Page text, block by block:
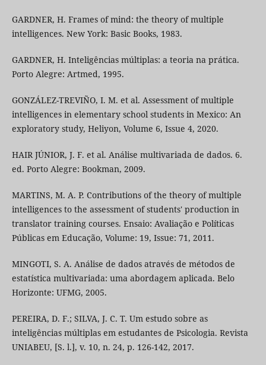
GARDNER, H. Frames of mind: the theory of multiple
intelligences. New York: Basic Books, 1983.
GARDNER, H. Inteligências múltiplas: a teoria na prática.
Porto Alegre: Artmed, 1995.
GONZÁLEZ-TREVIÑO, I. M. et al. Assessment of multiple
intelligences in elementary school students in Mexico: An
exploratory study, Heliyon, Volume 6, Issue 4, 2020.
HAIR JÚNIOR, J. F. et al. Análise multivariada de dados. 6.
ed. Porto Alegre: Bookman, 2009.
MARTINS, M. A. P. Contributions of the theory of multiple
intelligences to the assessment of students' production in
translator training courses. Ensaio: Avaliação e Políticas
Públicas em Educação, Volume: 19, Issue: 71, 2011.
MINGOTI, S. A. Análise de dados através de métodos de
estatística multivariada: uma abordagem aplicada. Belo
Horizonte: UFMG, 2005.
PEREIRA, D. F.; SILVA, J. C. T. Um estudo sobre as
inteligências múltiplas em estudantes de Psicologia. Revista
UNIABEU, [S. l.], v. 10, n. 24, p. 126-142, 2017.